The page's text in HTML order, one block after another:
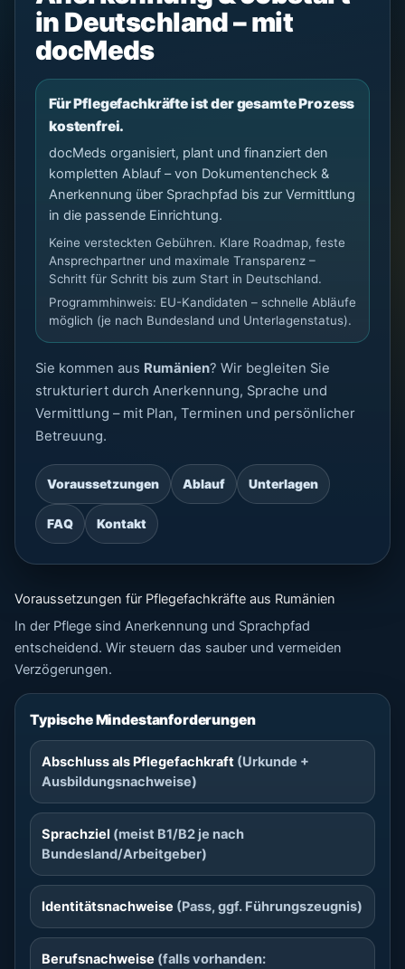
in Deutschland – mit
docMeds
Für Pflegefachkräfte ist der gesamte Prozess
kostenfrei.
docMeds organisiert, plant und finanziert den
kompletten Ablauf – von Dokumentencheck &
Anerkennung über Sprachpfad bis zur Vermittlung
in die passende Einrichtung.
Keine versteckten Gebühren. Klare Roadmap, feste
Ansprechpartner und maximale Transparenz –
Schritt für Schritt bis zum Start in Deutschland.
Programmhinweis: EU-Kandidaten – schnelle Abläufe
möglich (je nach Bundesland und Unterlagenstatus).
Sie kommen aus Rumänien? Wir begleiten Sie
strukturiert durch Anerkennung, Sprache und
Vermittlung – mit Plan, Terminen und persönlicher
Betreuung.
Voraussetzungen Ablauf Unterlagen
FAQ Kontakt
Voraussetzungen für Pflegefachkräfte aus Rumänien
In der Pflege sind Anerkennung und Sprachpfad
entscheidend. Wir steuern das sauber und vermeiden
Verzögerungen.
Typische Mindestanforderungen
Abschluss als Pflegefachkraft (Urkunde +
Ausbildungsnachweise)
Sprachziel (meist B1/B2 je nach
Bundesland/Arbeitgeber)
Identitätsnachweise (Pass, ggf. Führungszeugnis)
Berufsnachweise (falls vorhanden: